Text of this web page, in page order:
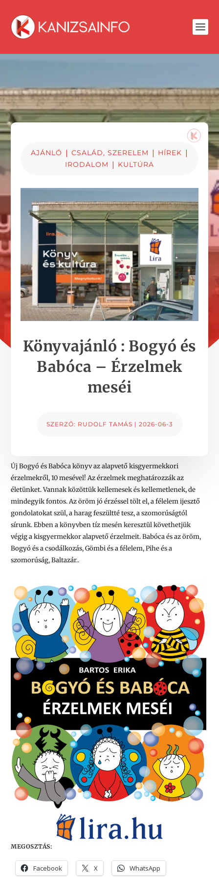
AJÁNLÓ | CSALÁD, SZERELEM | HÍREK |
IRODALOM | KULTÚRA
Könyvajánló : Bogyó és
Babóca – Érzelmek
meséi
SZERZŐ: RUDOLF TAMÁS | 2026-06-3
Új Bogyó és Babóca könyv az alapvető kisgyermekkori
érzelmekről, 10 mesével!Az érzelmek meghatározzák az
életünket. Vannak közöttük kellemesek és kellemetlenek, de
mindegyik fontos. Az öröm jó érzéssel tölt el, a félelem ijesztő
gondolatokat szül, a harag feszültté tesz, a szomorúságtól
sírunk. Ebben a könyvben tíz mesén keresztül követhetjük
végig a kisgyermekkor alapvető érzelmeit. Babóca és az öröm,
Bogyó és a csodálkozás, Gömbi és a félelem, Pihe és a
szomorúság, Baltazár..
MEGOSZTÁS:
Facebook X WhatsApp